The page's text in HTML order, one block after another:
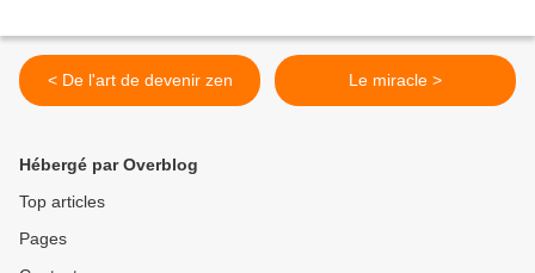
< De l'art de devenir zen Le miracle >
Hébergé par Overblog
Top articles
Pages